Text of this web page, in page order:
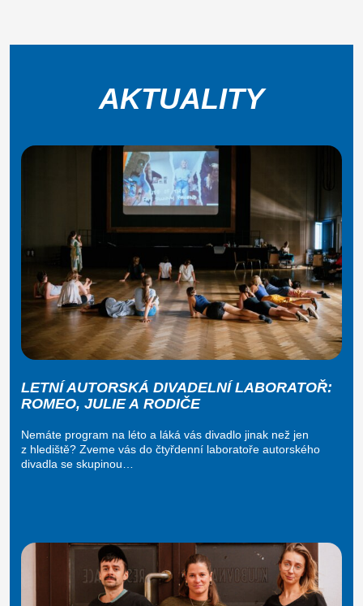
AKTUALITY
LETNÍ AUTORSKÁ DIVADELNÍ LABORATOŘ:
ROMEO, JULIE A RODIČE
Nemáte program na léto a láká vás divadlo jinak než jen
z hlediště? Zveme vás do čtyřdenní laboratoře autorského
divadla se skupinou…